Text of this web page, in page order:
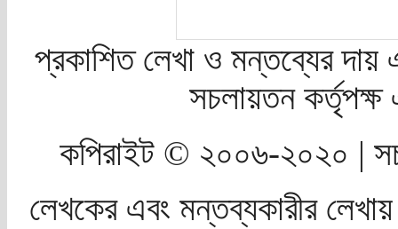
প্রকাশিত লেখা ও মন্তব্যের দায়
সচলায়তন
কপিরাইট © ২০০৬-২০২০ |
লেখকের এবং মন্তব্যকারীর